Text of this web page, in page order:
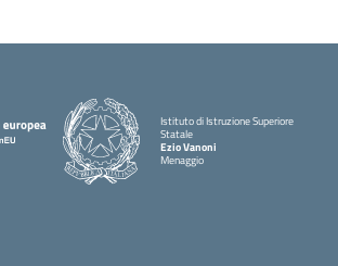
Istituto di Istruzione Superiore
Statale
Ezio Vanoni
Menaggio
— Visita la pagina iniziale della scuola